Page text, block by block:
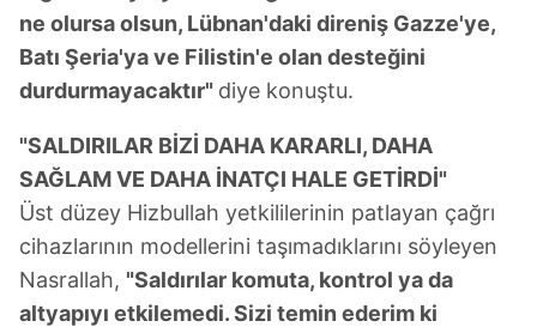
Sizlere daha iyi bir hizmet sunabilmek için İnternet
Sitemizde kendimize ve üçüncü kişilere ait çerezler
verileriniz işlenmekte olup gerekli olan çerezler bilgi
toplumu hizmetlerinin sunulması amacıyla
kullanılmaktadır. Diğer çerezler, sitemizin daha işlevsel
kılınması ve kişiselleştirilmesi ve sizlere yönelik
reklam/pazarlama faaliyetlerinin yapılması, amaçlarıyla
sınırlı olarak açık rızanız dahilinde kullanılacaktır.
ne olursa olsun, Lübnan'daki direniş Gazze'ye,
Batı Şeria'ya ve Filistin'e olan desteğini
durdurmayacaktır" diye konuştu.
"SALDIRILAR BİZİ DAHA KARARLI, DAHA
SAĞLAM VE DAHA İNATÇI HALE GETİRDİ"
Üst düzey Hizbullah yetkililerinin patlayan çağrı
cihazlarının modellerini taşımadıklarını söyleyen
Nasrallah, "Saldırılar komuta, kontrol ya da
altyapıyı etkilemedi. Sizi temin ederim ki